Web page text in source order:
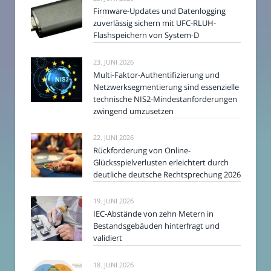
Firmware-Updates und Datenlogging
zuverlässig sichern mit UFC-RLUH-
Flashspeichern von System-D
23. JUNI 2026
Multi-Faktor-Authentifizierung und
Netzwerksegmentierung sind essenzielle
technische NIS2-Mindestanforderungen
zwingend umzusetzen
22. JUNI 2026
Rückforderung von Online-
Glücksspielverlusten erleichtert durch
deutliche deutsche Rechtsprechung 2026
19. JUNI 2026
IEC-Abstände von zehn Metern in
Bestandsgebäuden hinterfragt und
validiert
18. JUNI 2026